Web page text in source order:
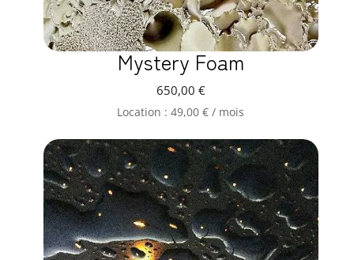
Mystery Foam
650,00 €
Location :49,00€ / mois